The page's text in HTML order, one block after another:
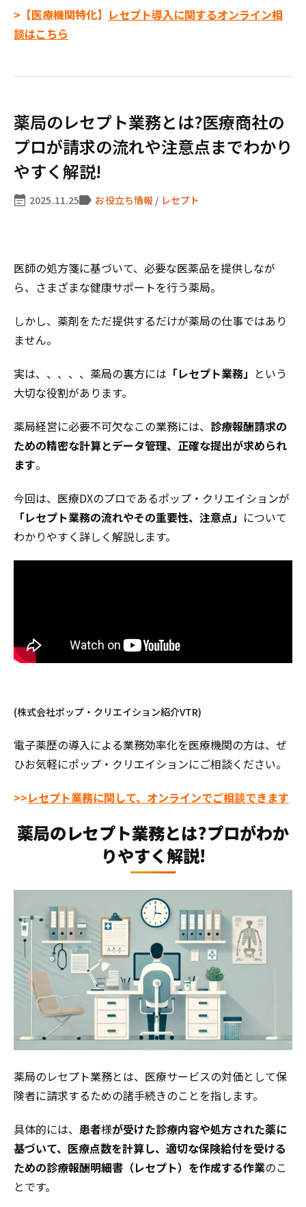
>【医療機関特化】 レセプト導入に関するオンライン相
談はこちら
薬局のレセプト業務とは?医療商社の
プロが請求の流れや注意点までわかり
やすく解説!
2025.11.25 お役立ち情報 / レセプト
医師の処方箋に基づいて、必要な医薬品を提供しなが
ら、さまざまな健康サポートを行う薬局。
しかし、薬剤をただ提供するだけが薬局の仕事ではあり
ません。
実は、、、、、薬局の裏方には 「レセプト業務」 という
大切な役割があります。
薬局経営に必要不可欠なこの業務には、 診療報酬請求の
ための精密な計算とデータ管理、正確な提出が求められ
ます。
今回は、医療DXのプロであるポップ・クリエイションが
「レセプト業務の流れやその重要性、注意点」 について
わかりやすく詳しく解説します。
(株式会社ポップ・クリエイション紹介VTR)
電子薬歴の導入による業務効率化を医療機関の方は、ぜ
ひお気軽にポップ・クリエイションにご相談ください。
>>レセプト業務に関して、オンラインでご相談できます
薬局のレセプト業務とは?プロがわか
りやすく解説!
薬局のレセプト業務とは、医療サービスの対価として保
険者に請求するための諸手続きのことを指します。
具体的には、 患者様が受けた診療内容や処方された薬に
基づいて、医療点数を計算し、適切な保険給付を受ける
ための診療報酬明細書（レセプト）を作成する作業のこ
とです。